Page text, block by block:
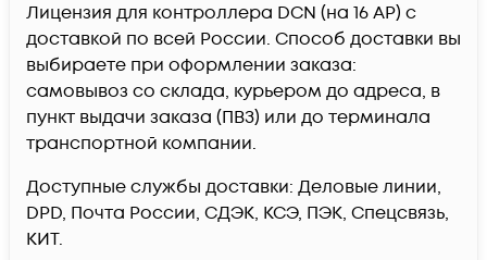
Лицензия для контроллера DCN (на 16 AP) c
доставкой по всей России. Способ доставки вы
выбираете при оформлении заказа:
самовывоз со склада, курьером до адреса, в
пункт выдачи заказа (ПВЗ) или до терминала
транспортной компании.
Доступные службы доставки: Деловые линии,
DPD, Почта России, СДЭК, КСЭ, ПЭК, Спецсвязь,
КИТ.